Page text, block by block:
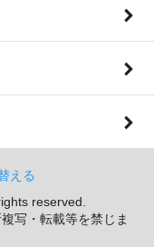
える
reserved.
写・転載等を禁じま